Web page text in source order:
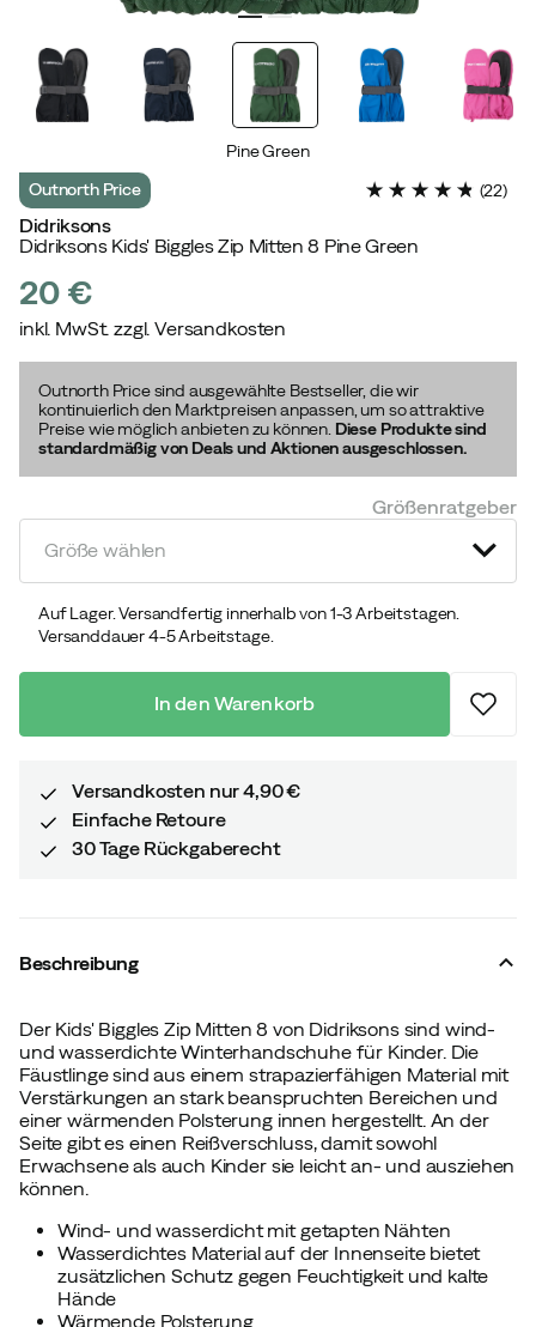
Pine Green
Outnorth Price (22)
Didriksons
Didriksons Kids' Biggles Zip Mitten 8 Pine Green
price
20 €
inkl. MwSt. zzgl. Versandkosten
Outnorth Price sind ausgewählte Bestseller, die wir
kontinuierlich den Marktpreisen anpassen, um so attraktive
Preise wie möglich anbieten zu können. Diese Produkte sind
standardmäßig von Deals und Aktionen ausgeschlossen.
Größenratgeber
Größe wählen
Auf Lager. Versandfertig innerhalb von 1-3 Arbeitstagen.
Versanddauer 4-5 Arbeitstage.
In den Warenkorb
Versandkosten nur 4,90 €
Einfache Retoure
30 Tage Rückgaberecht
Beschreibung
Der Kids' Biggles Zip Mitten 8 von Didriksons sind wind-
und wasserdichte Winterhandschuhe für Kinder. Die
Fäustlinge sind aus einem strapazierfähigen Material mit
Verstärkungen an stark beanspruchten Bereichen und
einer wärmenden Polsterung innen hergestellt. An der
Seite gibt es einen Reißverschluss, damit sowohl
Erwachsene als auch Kinder sie leicht an- und ausziehen
können.
Wind- und wasserdicht mit getapten Nähten
Wasserdichtes Material auf der Innenseite bietet
zusätzlichen Schutz gegen Feuchtigkeit und kalte
Hände
Wärmende Polsterung